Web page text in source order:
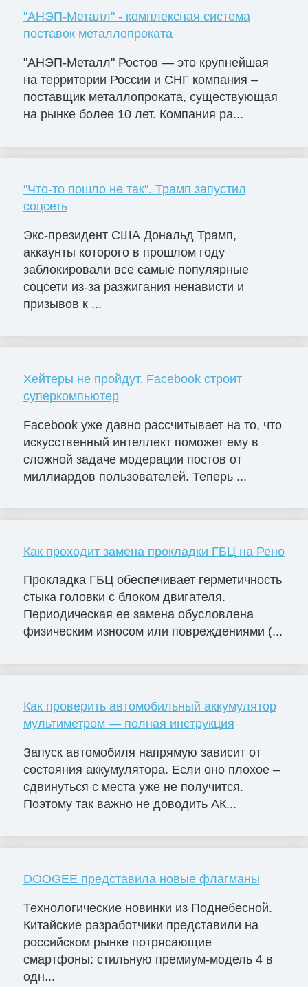
"АНЭП-Металл" - комплексная система
поставок металлопроката
"АНЭП-Металл" Ростов — это крупнейшая
на территории России и СНГ компания –
поставщик металлопроката, существующая
на рынке более 10 лет. Компания ра...
"Что-то пошло не так". Трамп запустил
соцсеть
Экс-президент США Дональд Трамп,
аккаунты которого в прошлом году
заблокировали все самые популярные
соцсети из-за разжигания ненависти и
призывов к ...
Хейтеры не пройдут. Facebook строит
суперкомпьютер
Facebook уже давно рассчитывает на то, что
искусственный интеллект поможет ему в
сложной задаче модерации постов от
миллиардов пользователей. Теперь ...
Как проходит замена прокладки ГБЦ на Рено
Прокладка ГБЦ обеспечивает герметичность
стыка головки с блоком двигателя.
Периодическая ее замена обусловлена
физическим износом или повреждениями (...
Как проверить автомобильный аккумулятор
мультиметром — полная инструкция
Запуск автомобиля напрямую зависит от
состояния аккумулятора. Если оно плохое –
сдвинуться с места уже не получится.
Поэтому так важно не доводить АК...
DOOGEE представила новые флагманы
Технологические новинки из Поднебесной.
Китайские разработчики представили на
российском рынке потрясающие
смартфоны: стильную премиум-модель 4 в
одн...